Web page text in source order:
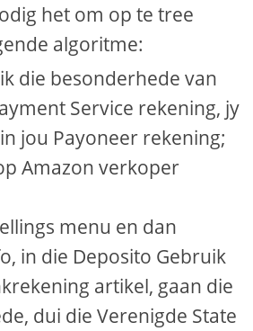
het om op te tree
algoritme:
die besonderhede van
Service rekening, jy
jou Payoneer rekening;
Amazon verkoper
menu en dan
in die Deposito Gebruik
artikel, gaan die
dui die Verenigde State